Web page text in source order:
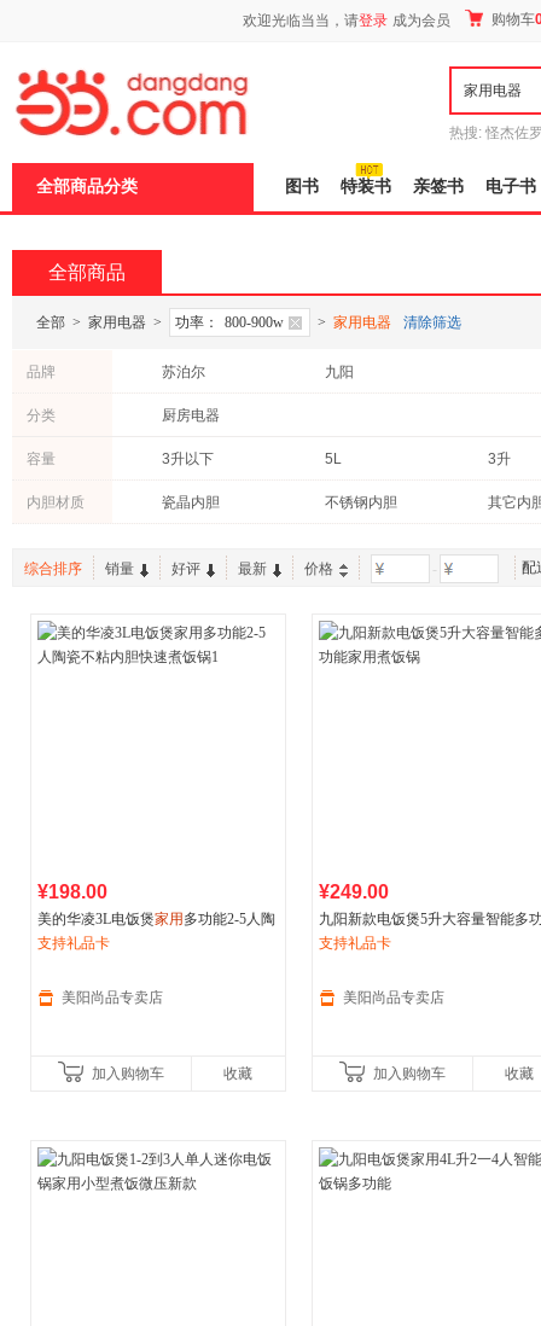
欢迎光临当当，请登录 成为会员 购物车
热搜: 怪杰佐
全部商品分类 图书 特装书 亲签书 电子书
全部商品
全部 > 家用电器 > 功率： 800-900w > 家用电器 清除筛选
品牌 苏泊尔 九阳
分类 厨房电器
容量 3升以下 5L 3升
内胆材质 瓷晶内胆 不锈钢内胆 其它内
综合排序 销量 好评 最新 价格 - 配
¥198.00
美的华凌3L电饭煲家用 多功能2-5人陶
瓷不粘内胆快速煮饭锅1
支持礼品卡
美阳尚品专卖店
加入购物车 收藏
¥249.00
九阳新款电饭煲5升大容量智能多
家用煮饭锅
支持礼品卡
美阳尚品专卖店
加入购物车 收藏
页
加